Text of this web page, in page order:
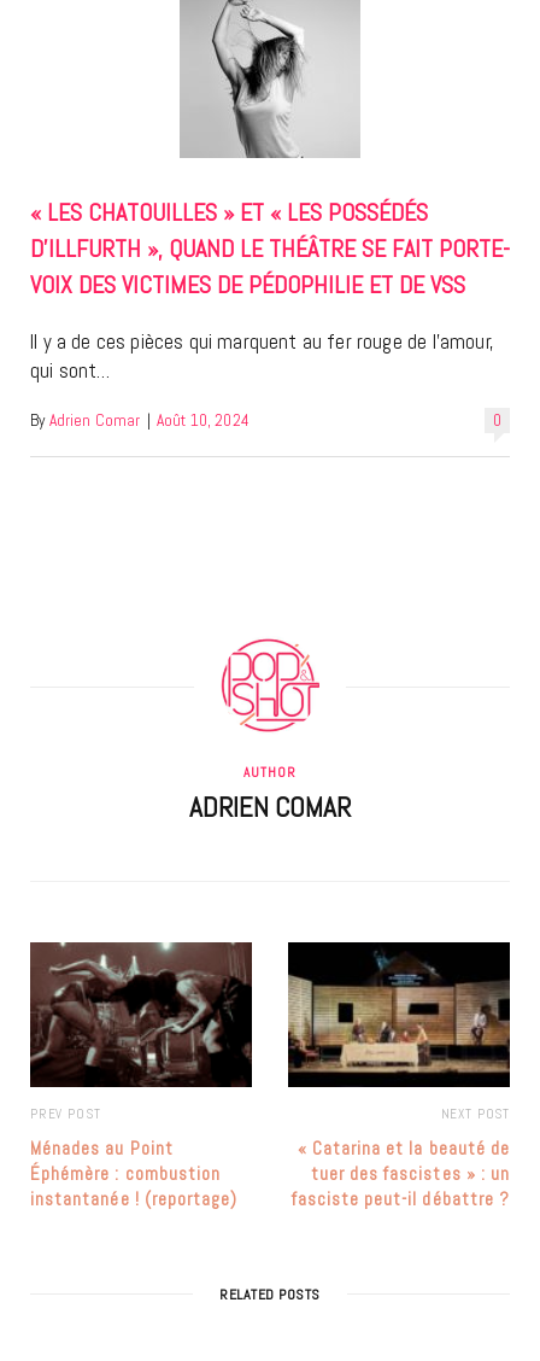
« LES CHATOUILLES » ET « LES POSSÉDÉS
D’ILLFURTH », QUAND LE THÉÂTRE SE FAIT PORTE-
VOIX DES VICTIMES DE PÉDOPHILIE ET DE VSS
Il y a de ces pièces qui marquent au fer rouge de l’amour,
qui sont…
0
By Adrien Comar | Août 10, 2024
AUTHOR
ADRIEN COMAR
PREV POST
Ménades au Point
Éphémère : combustion
instantanée ! (reportage)
NEXT POST
« Catarina et la beauté de
tuer des fascistes » : un
fasciste peut-il débattre ?
RELATED POSTS